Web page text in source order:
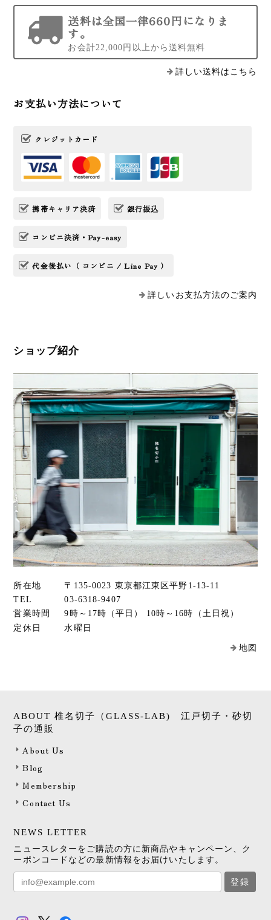
送料は全国一律660円になりま
す。
お会計22,000円以上から送料無料
詳しい送料はこちら
お支払い方法について
クレジットカード
携帯キャリア決済 銀行振込
コンビニ決済・Pay-easy
代金後払い（ コンビニ / Line Pay ）
詳しいお支払方法のご案内
ショップ紹介
所在地
〒135-0023 東京都江東区平野1-13-11
TEL
03-6318-9407
営業時間
9時～17時（平日） 10時～16時（土日祝）
定休日
水曜日
地図
ABOUT 椎名切子（GLASS-LAB) 江戸切子・砂切
子の通販
About Us
Blog
Membership
Contact Us
NEWS LETTER
ニュースレターをご購読の方に新商品やキャンペーン、ク
ーポンコードなどの最新情報をお届けいたします。
登録